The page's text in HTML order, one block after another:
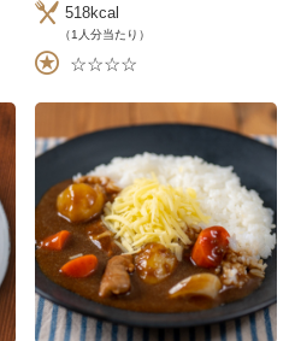
518kcal
（1人分当たり）
☆☆☆☆